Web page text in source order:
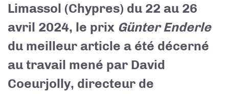
Limassol (Chypres) du 22 au 26
avril 2024, le prix Günter Enderle
du meilleur article a été décerné
au travail mené par David
Coeurjolly, directeur de